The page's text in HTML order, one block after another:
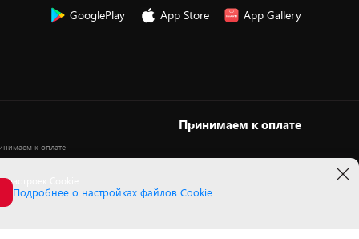
GooglePlay App Store App Gallery
Принимаем к оплате
Cookie
Подробнее о настройках файлов Cookie